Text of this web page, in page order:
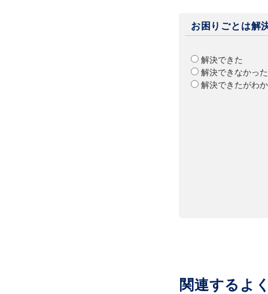
お困りごとは解
解決できた
解決できなかった
解決できたがわ
関連するよ